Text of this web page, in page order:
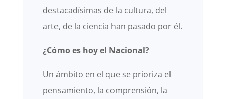
destacadísimas de la cultura, del
arte, de la ciencia han pasado por él.
¿Cómo es hoy el Nacional?
Un ámbito en el que se prioriza el
pensamiento, la comprensión, la